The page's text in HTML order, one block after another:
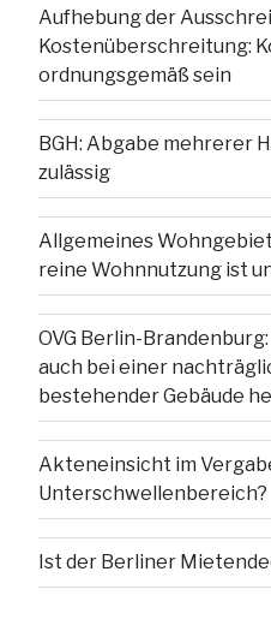
Aufhebung der
Kostenüberschreitung:
ordnungsgemäß sein
BGH: Abgabe mehrerer
zulässig
Allgemeines
reine Wohnnutzung ist
OVG Berlin-
auch bei einer
bestehender Gebäude
Akteneinsicht im
Unterschwellenbereich?
Ist der Berliner